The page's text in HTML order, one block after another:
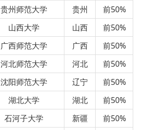
贵州师范大学 贵州
前50%
山西大学 山西
前50%
广西师范大学 广西
前50%
河北师范大学 河北
前50%
沈阳师范大学 辽宁
前50%
湖北大学 湖北
前50%
石河子大学 新疆
前50%